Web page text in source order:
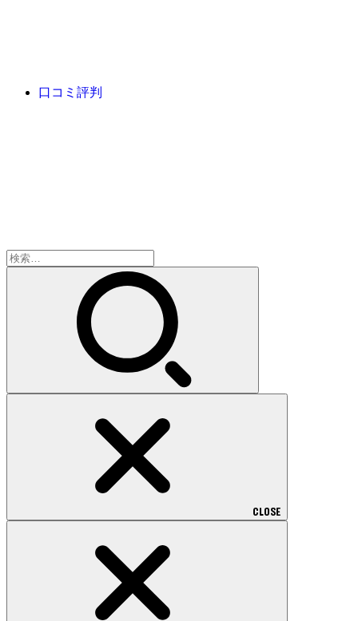
口コミ評判
検
索:
CLOSE